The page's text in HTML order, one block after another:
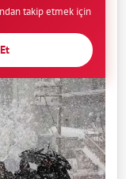
takip etmek için